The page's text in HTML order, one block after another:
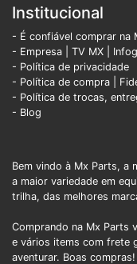
Institucional
- É confiável comprar na
- Empresa
TV MX
- Política de privacidade
- Política de compra |
- Política de trocas,
- Blog
Bem vindo à Mx Parts, a
a maior variedade em
trilha, das melhores
Comprando na Mx Parts
e vários items com frete
aventurar. Boas compras!